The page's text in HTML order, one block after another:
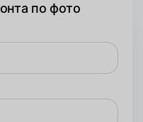
по фото